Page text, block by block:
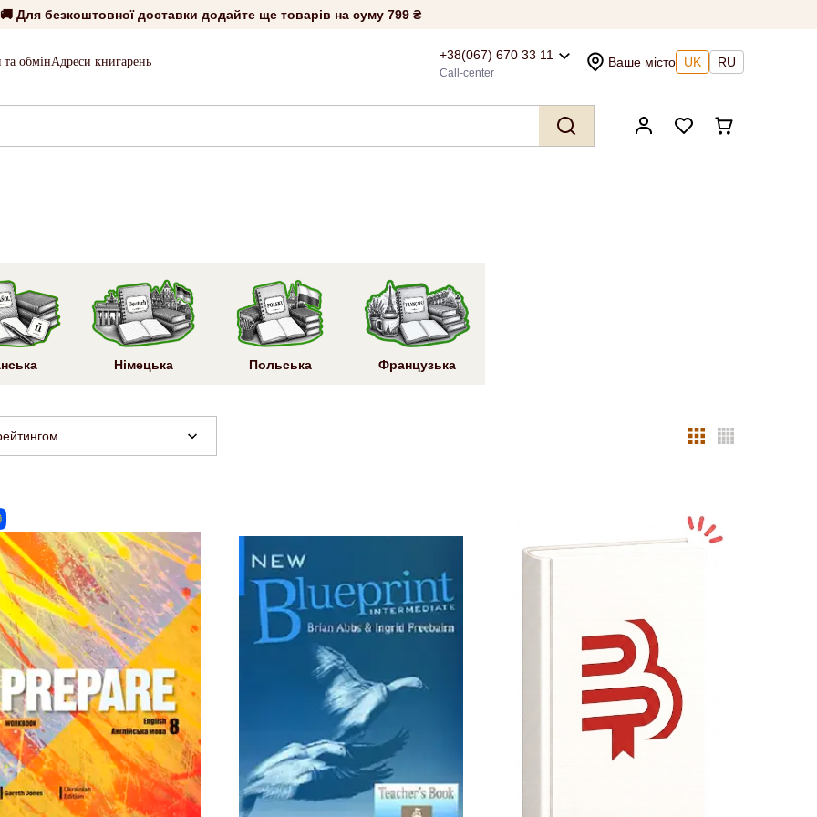
🚚 Для безкоштовної доставки додайте ще товарів на суму 799 ₴
обмінАдреси книгарень +38(067) 670 33 11
Call-center
Ваше місто UK RU
Німецька Польська Французька